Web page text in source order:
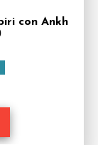
con Ankh